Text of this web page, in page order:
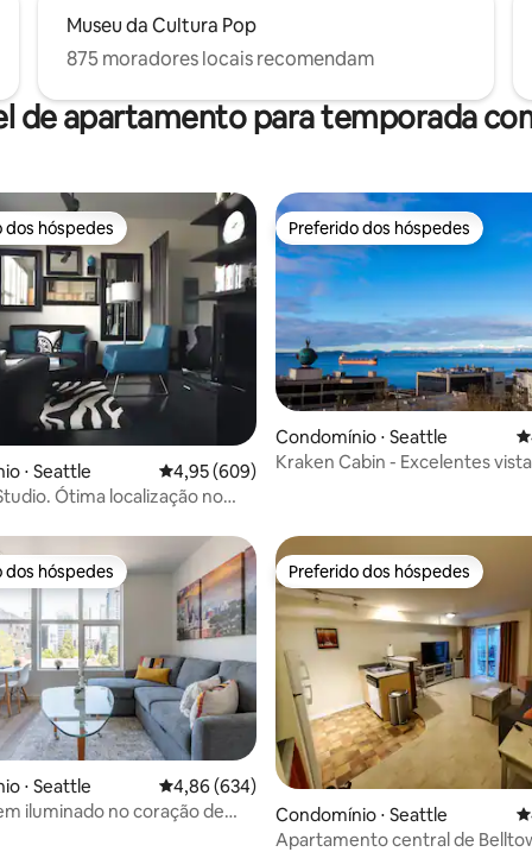
Museu da Cultura Pop
875 moradores locais recomendam
de apartamento para temporada
de 5, 308 avaliações
dos hóspedes
dos hóspedes
⋅ Seattle 4,95 de uma avaliação média de 5, 609
4,95 (609)
Ótima localização no
Preferido dos hóspedes
Preferido dos hóspedes
Condomínio ⋅ Seattle
Kraken Cabin - Excelentes
de 5, 171 avaliações
dos hóspedes
dos hóspedes
⋅ Seattle 4,86 de uma avaliação média de 5, 634
4,86 (634)
iluminado no coração de
Preferido dos hóspedes
Preferido dos hóspedes
Condomínio ⋅ Seattle
Apartamento central de